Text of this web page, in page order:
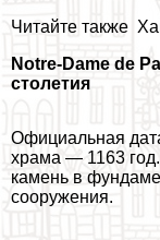
Читайте также
Notre-Dame de
столетия
Официальная
храма — 1163
камень в
сооружения.